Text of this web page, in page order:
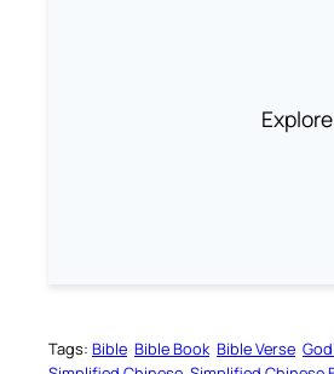
Tags: Bible Bible Book Bible Verse